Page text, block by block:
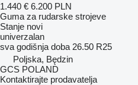
1.440 € 6.200 PLN
Guma za rudarske strojeve
Stanje novi
univerzalan
sva godišnja doba 26.50 R25
Poljska, Będzin
GCS POLAND
Kontaktirajte prodavatelja